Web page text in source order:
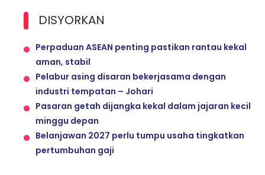
DISYORKAN
Perpaduan ASEAN penting pastikan rantau kekal
aman, stabil
Pelabur asing disaran bekerjasama dengan
industri tempatan – Johari
Pasaran getah dijangka kekal dalam jajaran kecil
minggu depan
Belanjawan 2027 perlu tumpu usaha tingkatkan
pertumbuhan gaji